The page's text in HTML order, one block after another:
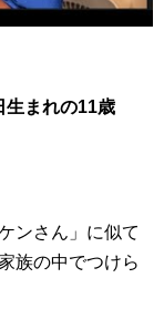
生まれの11歳
ンさん」に似て
族の中でつけら